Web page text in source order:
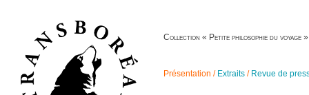
Collection « Petite philosophie du voyage »
Présentation / Extraits / Revue de